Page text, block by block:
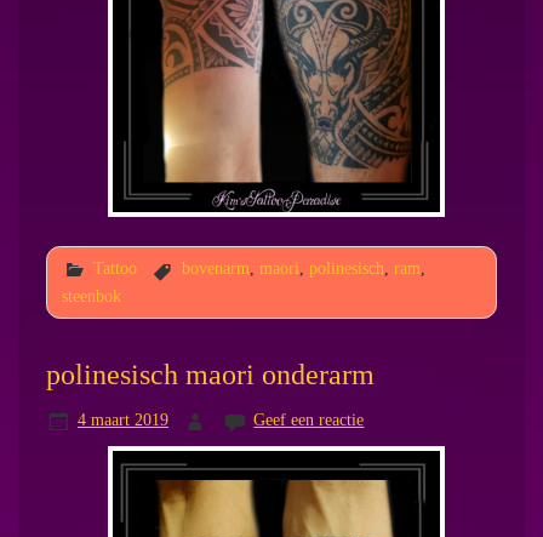
Tattoo bovenarm, maori, polinesisch, ram,
steenbok
polinesisch maori onderarm
4 maart 2019 Geef een reactie